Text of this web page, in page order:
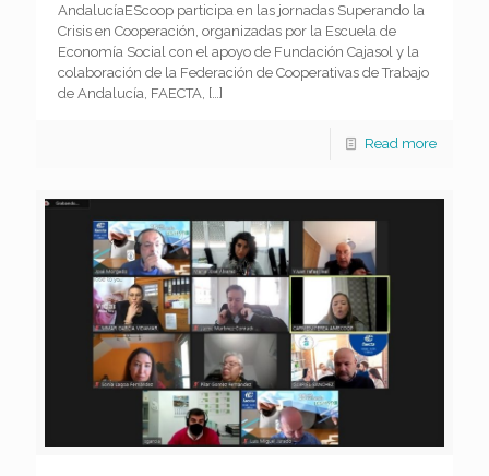
AndalucíaEScoop participa en las jornadas Superando la
Crisis en Cooperación, organizadas por la Escuela de
Economía Social con el apoyo de Fundación Cajasol y la
colaboración de la Federación de Cooperativas de Trabajo
de Andalucía, FAECTA, […]
Read more